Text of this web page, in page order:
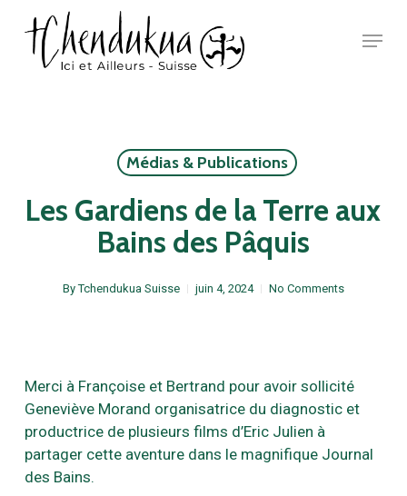
Menu
Médias & Publications
Les Gardiens de la Terre aux
Bains des Pâquis
By Tchendukua Suisse juin 4, 2024 No Comments
Merci à Françoise et Bertrand pour avoir sollicité
Geneviève Morand organisatrice du diagnostic et
productrice de plusieurs films d’Eric Julien à
partager cette aventure dans le magnifique Journal
des Bains.